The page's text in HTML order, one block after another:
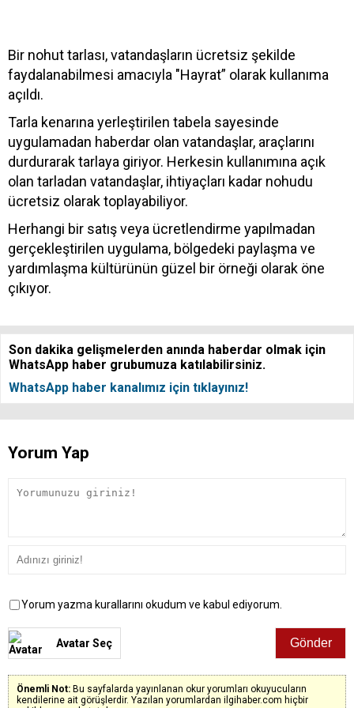
Bir nohut tarlası, vatandaşların ücretsiz şekilde
faydalanabilmesi amacıyla "Hayrat” olarak kullanıma
açıldı.
Tarla kenarına yerleştirilen tabela sayesinde
uygulamadan haberdar olan vatandaşlar, araçlarını
durdurarak tarlaya giriyor. Herkesin kullanımına açık
olan tarladan vatandaşlar, ihtiyaçları kadar nohudu
ücretsiz olarak toplayabiliyor.
Herhangi bir satış veya ücretlendirme yapılmadan
gerçekleştirilen uygulama, bölgedeki paylaşma ve
yardımlaşma kültürünün güzel bir örneği olarak öne
çıkıyor.
Son dakika gelişmelerden anında haberdar olmak için
WhatsApp haber grubumuza katılabilirsiniz.
WhatsApp haber kanalımız için tıklayınız!
Yorum Yap
Yorum yazma kurallarını okudum ve kabul ediyorum.
Avatar Seç
Önemli Not: Bu sayfalarda yayınlanan okur yorumları okuyucuların
kendilerine ait görüşlerdir. Yazılan yorumlardan ilgihaber.com hiçbir